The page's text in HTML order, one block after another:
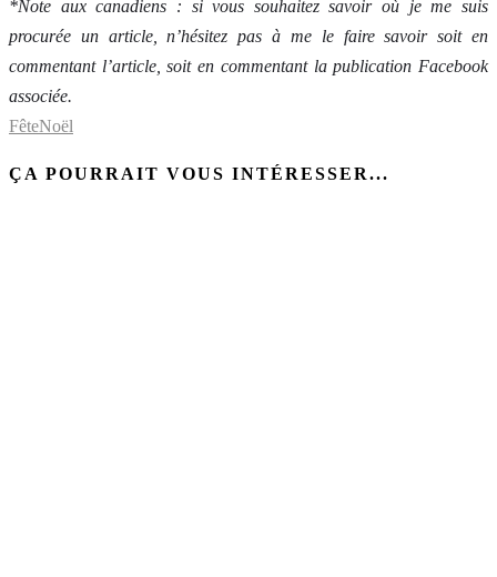
*Note aux canadiens : si vous souhaitez savoir où je me suis
procurée un article, n’hésitez pas à me le faire savoir soit en
commentant l’article, soit en commentant la publication Facebook
associée.
FêteNoël
ÇA POURRAIT VOUS INTÉRESSER...